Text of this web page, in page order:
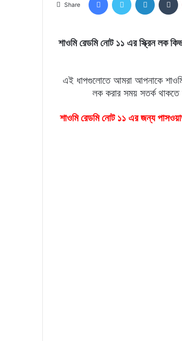
Share
শাওমি রেডমি নোট ১১ এর স্ক্রিন লক
এই ধাপগুলোতে আমরা আপনাকে শাওমি
লক করার সময় সতর্ক
শাওমি রেডমি নোট ১১ এর জন্য